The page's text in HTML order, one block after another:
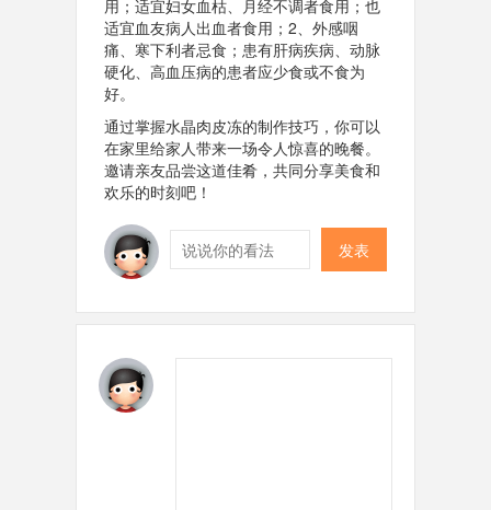
用；适宜妇女血枯、月经不调者食用；也
适宜血友病人出血者食用；2、外感咽
痛、寒下利者忌食；患有肝病疾病、动脉
硬化、高血压病的患者应少食或不食为
好。
通过掌握水晶肉皮冻的制作技巧，你可以
在家里给家人带来一场令人惊喜的晚餐。
邀请亲友品尝这道佳肴，共同分享美食和
欢乐的时刻吧！
发表